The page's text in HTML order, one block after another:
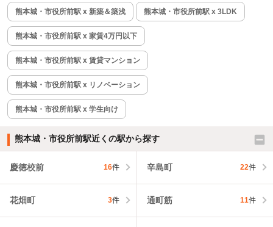
熊本城・市役所前駅 x 新築＆築浅 熊本城・市役所前駅 x 3LDK
熊本城・市役所前駅 x 家賃4万円以下
熊本城・市役所前駅 x 賃貸マンション
熊本城・市役所前駅 x リノベーション
熊本城・市役所前駅 x 学生向け
熊本城・市役所前駅近くの駅から探す
慶徳校前 16件 辛島町 22件
花畑町 3件 通町筋 11件